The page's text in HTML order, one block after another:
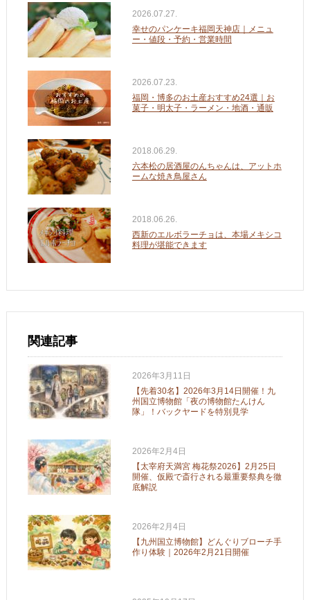
2026.07.27.
幸せのパンケーキ福岡天神店｜メニュ
ー・値段・予約・営業時間
2026.07.23.
福岡・博多のお土産おすすめ24選｜お
菓子・明太子・ラーメン・地酒・通販
2018.06.29.
六本松の居酒屋のんちゃんは、アットホ
ームな焼き鳥屋さん
2018.06.26.
西新のエルボラーチョは、本場メキシコ
料理が堪能できます
関連記事
2026年3月11日
【先着30名】2026年3月14日開催！九
州国立博物館「夜の博物館たんけん
隊」！バックヤードを特別見学
2026年2月4日
【太宰府天満宮 梅花祭2026】2月25日
開催、仮殿で斎行される最重要祭典を徹
底解説
2026年2月4日
【九州国立博物館】どんぐりブローチ手
作り体験｜2026年2月21日開催